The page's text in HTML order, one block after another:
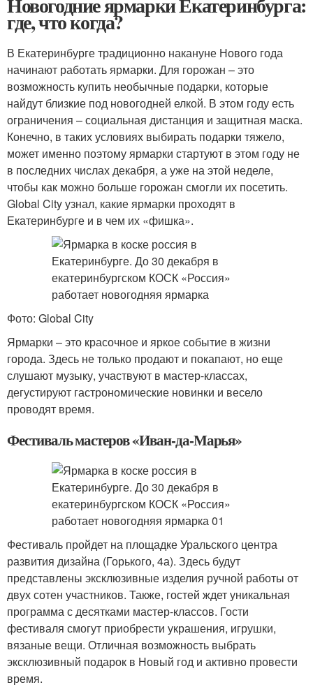
где, что когда?
В Екатеринбурге традиционно накануне Нового года
начинают работать ярмарки. Для горожан – это
возможность купить необычные подарки, которые
найдут близкие под новогодней елкой. В этом году есть
ограничения – социальная дистанция и защитная маска.
Конечно, в таких условиях выбирать подарки тяжело,
может именно поэтому ярмарки стартуют в этом году не
в последних числах декабря, а уже на этой неделе,
чтобы как можно больше горожан смогли их посетить.
Global City узнал, какие ярмарки проходят в
Екатеринбурге и в чем их «фишка».
Фото: Global City
Ярмарки – это красочное и яркое событие в жизни
города. Здесь не только продают и покапают, но еще
слушают музыку, участвуют в мастер-классах,
дегустируют гастрономические новинки и весело
проводят время.
Фестиваль мастеров «Иван-да-Марья»
Фестиваль пройдет на площадке Уральского центра
развития дизайна (Горького, 4а). Здесь будут
представлены эксклюзивные изделия ручной работы от
двух сотен участников. Также, гостей ждет уникальная
программа с десятками мастер-классов. Гости
фестиваля смогут приобрести украшения, игрушки,
вязаные вещи. Отличная возможность выбрать
эксклюзивный подарок в Новый год и активно провести
время.